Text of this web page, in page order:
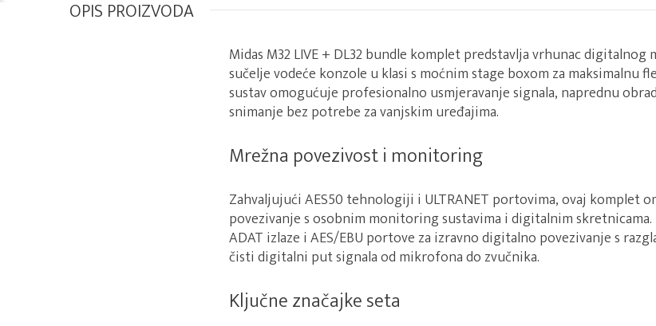
OPIS PROIZVODA
Midas M32 LIVE + DL32 bundle komplet predstavlja vrhunac
sučelje vodeće konzole u klasi s moćnim stage boxom za maksimalnu
sustav omogućuje profesionalno usmjeravanje signala, naprednu
snimanje bez potrebe za vanjskim uređajima.
Mrežna povezivost i monitoring
Zahvaljujući AES50 tehnologiji i ULTRANET portovima, ovaj komplet
povezivanje s osobnim monitoring sustavima i digitalnim skretnicama.
ADAT izlaze i AES/EBU portove za izravno digitalno povezivanje s
čisti digitalni put signala od mikrofona do zvučnika.
Ključne značajke seta